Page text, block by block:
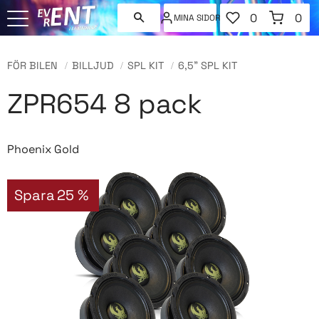
MINA SIDOR
FAVORITER
ANTAL
0
KUNDVAGN
0
FÖR BILEN BILLJUD SPL KIT 6,5" SPL KIT
ZPR654 8 pack
Phoenix Gold
Spara25 %